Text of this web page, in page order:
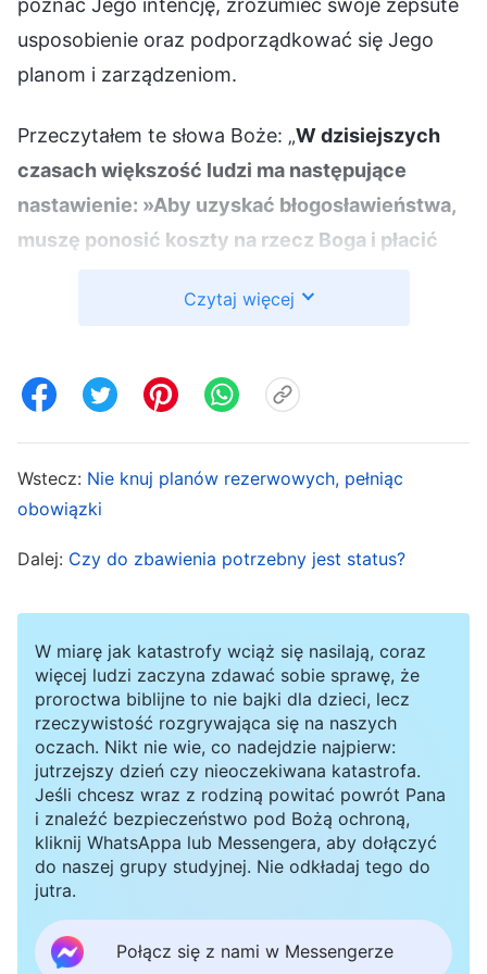
usposobienie oraz podporządkować się Jego
planom i zarządzeniom.
Przeczytałem te słowa Boże: „W dzisiejszych
czasach większość ludzi ma następujące
nastawienie: »Aby uzyskać błogosławieństwa,
muszę ponosić koszty na rzecz Boga i płacić
muszę porzucić wszystko dla Boga; muszę
powierzył, i muszę dobrze wykonywać swój
obowiązek«. Tym stanem rządzi intencja bycia
pobłogosławionym; jest to przykład ponoszenia
kosztów dla Boga wyłącznie po to, by uzyskać
od Niego nagrody, by zdobyć koronę. Tacy
ludzie nie mają prawdy w swoich sercach i jest
kilka słów i doktryn, którymi się wszędzie
popisują. Kroczą oni ścieżką Pawła. Wiara w
Boga takich ludzi jest ciągłą pracą, a w swoich
sercach czują oni, że im więcej zrobią, tym
mocniej udowodnią swoją lojalność wobec
Boga; że im więcej zrobią, tym z pewnością Bóg
będzie bardziej zadowolony; i że im więcej
zrobią, tym bardziej zasługują na to, że Bóg ich
ukoronuje, i tym większe będą
błogosławieństwa, które otrzymają. Czują oni,
Czytaj więcej
Wstecz: Nie knuj planów rezerwowych, pełniąc
obowiązki
Dalej: Czy do zbawienia potrzebny jest status?
W miarę jak katastrofy wciąż się nasilają, coraz
więcej ludzi zaczyna zdawać sobie sprawę, że
proroctwa biblijne to nie bajki dla dzieci, lecz
rzeczywistość rozgrywająca się na naszych
oczach. Nikt nie wie, co nadejdzie najpierw:
jutrzejszy dzień czy nieoczekiwana katastrofa.
Jeśli chcesz wraz z rodziną powitać powrót Pana
i znaleźć bezpieczeństwo pod Bożą ochroną,
kliknij WhatsAppa lub Messengera, aby dołączyć
do naszej grupy studyjnej. Nie odkładaj tego do
jutra.
Połącz się z nami w Messengerze